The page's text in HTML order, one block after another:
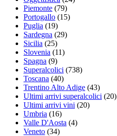
Piemonte (79)
Portogallo (15)
Puglia (19)
Sardegna (29)
Sicilia (25)
Slovenia (11)
Spagna (9)
Superalcolici (738)
Toscana (40)
Trentino Alto Adige (43)
Ultimi arrivi superalcolici (20)
Ultimi arrivi vini (20)
Umbria (16)
Valle D'Aosta (4)
Veneto (34)